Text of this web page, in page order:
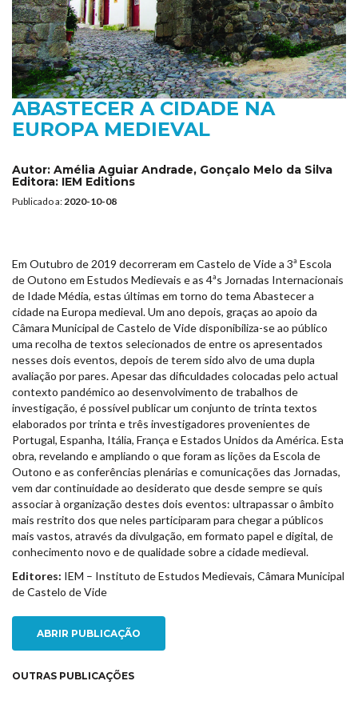
ABASTECER A CIDADE NA
EUROPA MEDIEVAL
Autor: Amélia Aguiar Andrade, Gonçalo Melo da Silva
Editora: IEM Editions
Publicado a:2020-10-08
Em Outubro de 2019 decorreram em Castelo de Vide a 3ª Escola
de Outono em Estudos Medievais e as 4ªs Jornadas Internacionais
de Idade Média, estas últimas em torno do tema Abastecer a
cidade na Europa medieval. Um ano depois, graças ao apoio da
Câmara Municipal de Castelo de Vide disponibiliza-se ao público
uma recolha de textos selecionados de entre os apresentados
nesses dois eventos, depois de terem sido alvo de uma dupla
avaliação por pares. Apesar das dificuldades colocadas pelo actual
contexto pandémico ao desenvolvimento de trabalhos de
investigação, é possível publicar um conjunto de trinta textos
elaborados por trinta e três investigadores provenientes de
Portugal, Espanha, Itália, França e Estados Unidos da América. Esta
obra, revelando e ampliando o que foram as lições da Escola de
Outono e as conferências plenárias e comunicações das Jornadas,
vem dar continuidade ao desiderato que desde sempre se quis
associar à organização destes dois eventos: ultrapassar o âmbito
mais restrito dos que neles participaram para chegar a públicos
mais vastos, através da divulgação, em formato papel e digital, de
conhecimento novo e de qualidade sobre a cidade medieval.
Editores: IEM – Instituto de Estudos Medievais, Câmara Municipal
de Castelo de Vide
ABRIR PUBLICAÇÃO
OUTRAS PUBLICAÇÕES